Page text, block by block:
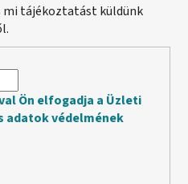
mi tájékoztatást küldünk
Ön elfogadja a Üzleti
adatok védelmének